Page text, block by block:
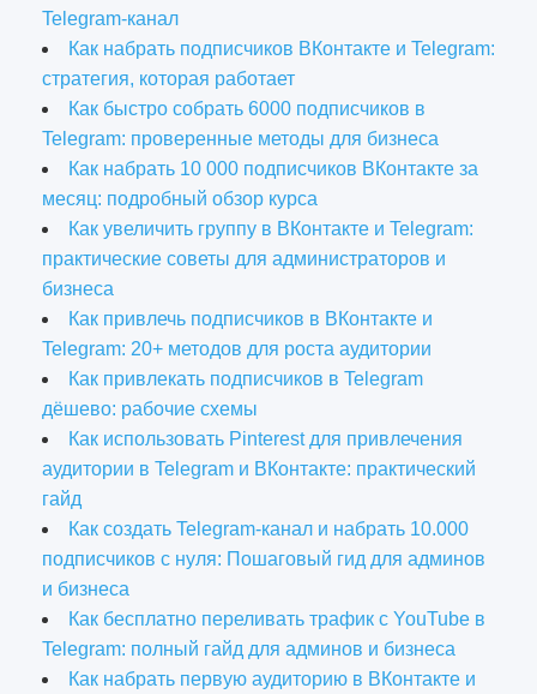
Telegram-канал
Как набрать подписчиков ВКонтакте и Telegram:
стратегия, которая работает
Как быстро собрать 6000 подписчиков в
Telegram: проверенные методы для бизнеса
Как набрать 10 000 подписчиков ВКонтакте за
месяц: подробный обзор курса
Как увеличить группу в ВКонтакте и Telegram:
практические советы для администраторов и
бизнеса
Как привлечь подписчиков в ВКонтакте и
Telegram: 20+ методов для роста аудитории
Как привлекать подписчиков в Telegram
дёшево: рабочие схемы
Как использовать Pinterest для привлечения
аудитории в Telegram и ВКонтакте: практический
гайд
Как создать Telegram-канал и набрать 10.000
подписчиков с нуля: Пошаговый гид для админов
и бизнеса
Как бесплатно переливать трафик с YouTube в
Telegram: полный гайд для админов и бизнеса
Как набрать первую аудиторию в ВКонтакте и